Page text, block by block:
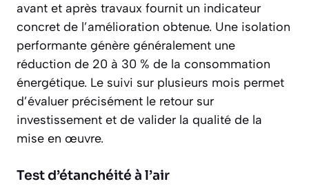
avant et après travaux fournit un indicateur
concret de l’amélioration obtenue. Une isolation
performante génère généralement une
réduction de 20 à 30 % de la consommation
énergétique. Le suivi sur plusieurs mois permet
d’évaluer précisément le retour sur
investissement et de valider la qualité de la
mise en œuvre.
Test d’étanchéité à l’air